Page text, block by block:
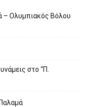
– Ολυμπιακός Βόλου
στο “Π.